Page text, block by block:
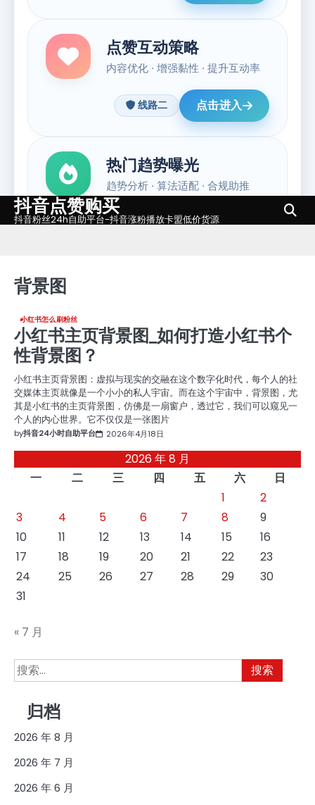
Skip抖音点赞购买
抖音粉丝24h自助平台-抖音涨粉播放卡盟低价货源
背景图
小红书怎么刷粉丝
小红书主页背景图_如何打造小红书个
性背景图？
小红书主页背景图：虚拟与现实的交融在这个数字化时代，每个人的社
交媒体主页就像是一个小小的私人宇宙。而在这个宇宙中，背景图，尤
其是小红书的主页背景图，仿佛是一扇窗户，透过它，我们可以窥见一
个人的内心世界。它不仅仅是一张图片
by抖音24小时自助平台 2026年4月18日
2026 年 8 月
一
二 三 四 五 六
日
1
2
3
4 5 6 7 8
9
10
11 12 13 14 15
16
17
18 19 20 21 22
23
24
25 26 27 28 29
30
31
« 7 月
搜
索：
归档
2026 年 8 月
2026 年 7 月
2026 年 6 月